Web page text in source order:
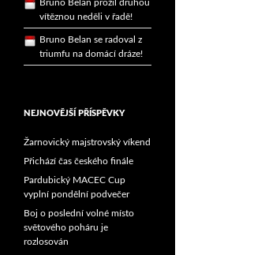
Bruno Belan se radoval z
triumfu na domácí dráze!
Andy Appleton obhájil
dlouhodrážní titul!
NEJNOVĚJŠÍ PŘÍSPĚVKY
Žarnovický majstrovský víkend
Přichází čas českého finále
Pardubický MACEC Cup
vyplní pondělní podvečer
Boj o poslední volné místo
světového poháru je
rozlosován